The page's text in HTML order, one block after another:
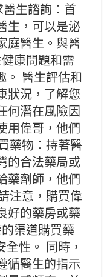
生諮詢：首
生，可以是泌
庭醫生。與醫
康問題和需
。 醫生評估和
狀況，了解您
何潛在風險因
用偉哥，他們
藥物：持著醫
的合法藥局或
藥劑師，他們
注意，購買偉
好的藥房或藥
渠道購買藥
性。 同時，
循醫生的指示